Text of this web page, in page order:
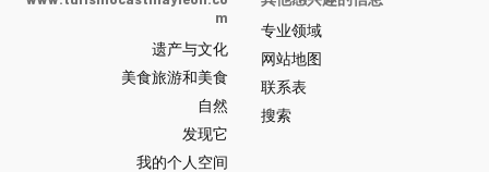
y
León
网
站
门
户
-
m
遗产与文化
美食旅游和美食
自然
发现它
我的个人空间
专业领域
网站地图
联系表
搜索